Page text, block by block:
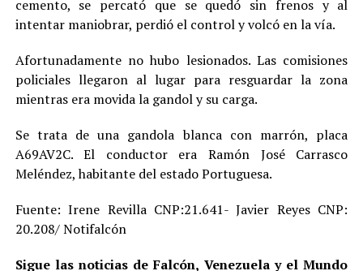
cemento, se percató que se quedó sin frenos y al
intentar maniobrar, perdió el control y volcó en la vía.
Afortunadamente no hubo lesionados. Las comisiones
policiales llegaron al lugar para resguardar la zona
mientras era movida la gandol y su carga.
Se trata de una gandola blanca con marrón, placa
A69AV2C. El conductor era Ramón José Carrasco
Meléndez, habitante del estado Portuguesa.
Fuente: Irene Revilla CNP:21.641- Javier Reyes CNP:
20.208/ Notifalcón
Sigue las noticias de Falcón, Venezuela y el Mundo